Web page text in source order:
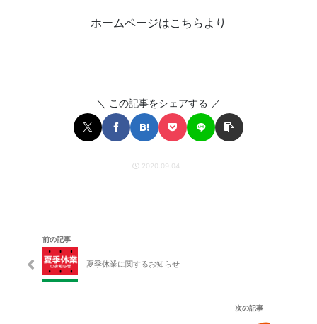
ホームページはこちらより
＼ この記事をシェアする ／
2020.09.04
前の記事
夏季休業に関するお知らせ
次の記事